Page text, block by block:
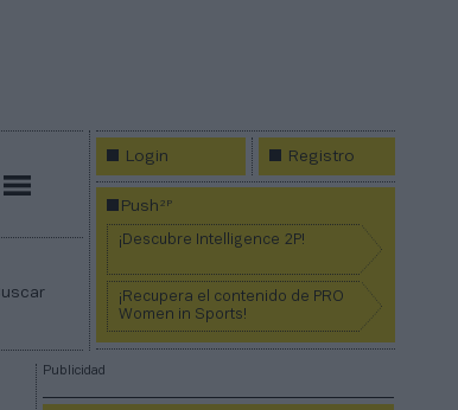
Login Registro
Push2P
¡Descubre Intelligence 2P!
¡Recupera el contenido de PRO
Women in Sports!
Publicidad